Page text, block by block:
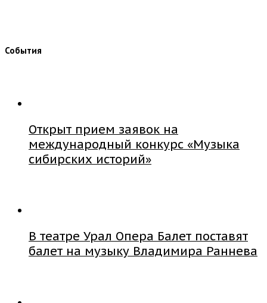
События
Открыт прием заявок на
международный конкурс «Музыка
сибирских историй»
В театре Урал Опера Балет поставят
балет на музыку Владимира Раннева